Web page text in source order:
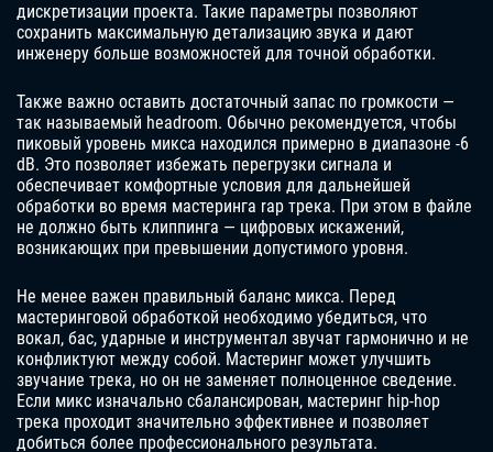
дискретизации проекта. Такие параметры позволяют
сохранить максимальную детализацию звука и дают
инженеру больше возможностей для точной обработки.
Также важно оставить достаточный запас по громкости —
так называемый headroom. Обычно рекомендуется, чтобы
пиковый уровень микса находился примерно в диапазоне -6
dB. Это позволяет избежать перегрузки сигнала и
обеспечивает комфортные условия для дальнейшей
обработки во время мастеринга rap трека. При этом в файле
не должно быть клиппинга — цифровых искажений,
возникающих при превышении допустимого уровня.
Не менее важен правильный баланс микса. Перед
мастеринговой обработкой необходимо убедиться, что
вокал, бас, ударные и инструментал звучат гармонично и не
конфликтуют между собой. Мастеринг может улучшить
звучание трека, но он не заменяет полноценное сведение.
Если микс изначально сбалансирован, мастеринг hip-hop
трека проходит значительно эффективнее и позволяет
добиться более профессионального результата.